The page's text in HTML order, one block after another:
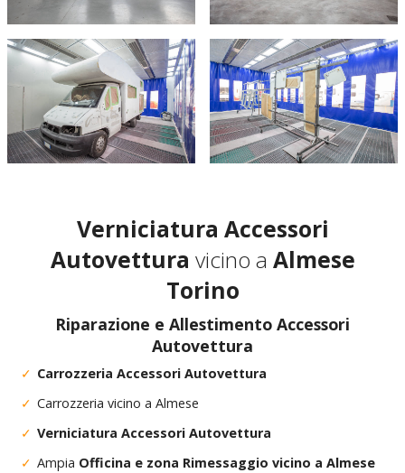
Verniciatura Accessori
Autovettura vicino a Almese
Torino
Riparazione e Allestimento Accessori
Autovettura
Carrozzeria Accessori Autovettura
Carrozzeria vicino a Almese
Verniciatura Accessori Autovettura
Ampia Officina e zona Rimessaggio vicino a Almese